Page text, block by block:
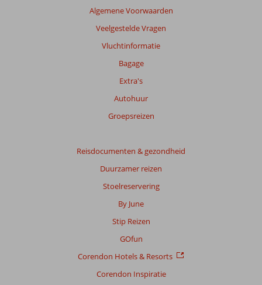
Algemene Voorwaarden
Veelgestelde Vragen
Vluchtinformatie
Bagage
Extra's
Autohuur
Groepsreizen
Reisdocumenten & gezondheid
Duurzamer reizen
Stoelreservering
By June
Stip Reizen
GOfun
Corendon Hotels & Resorts
Corendon Inspiratie